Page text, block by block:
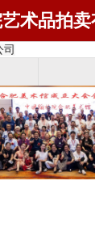
术品拍卖